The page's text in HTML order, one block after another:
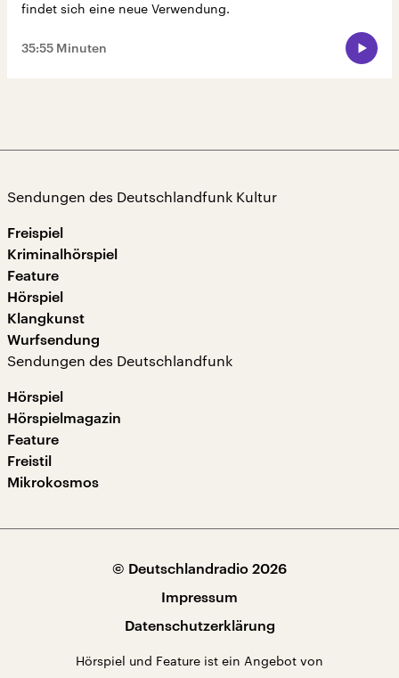
findet sich eine neue Verwendung.
35:55 Minuten
Sendungen des Deutschlandfunk Kultur
Freispiel
Kriminalhörspiel
Feature
Hörspiel
Klangkunst
Wurfsendung
Sendungen des Deutschlandfunk
Hörspiel
Hörspielmagazin
Feature
Freistil
Mikrokosmos
© Deutschlandradio 2026
Impressum
Datenschutzerklärung
Hörspiel und Feature ist ein Angebot von